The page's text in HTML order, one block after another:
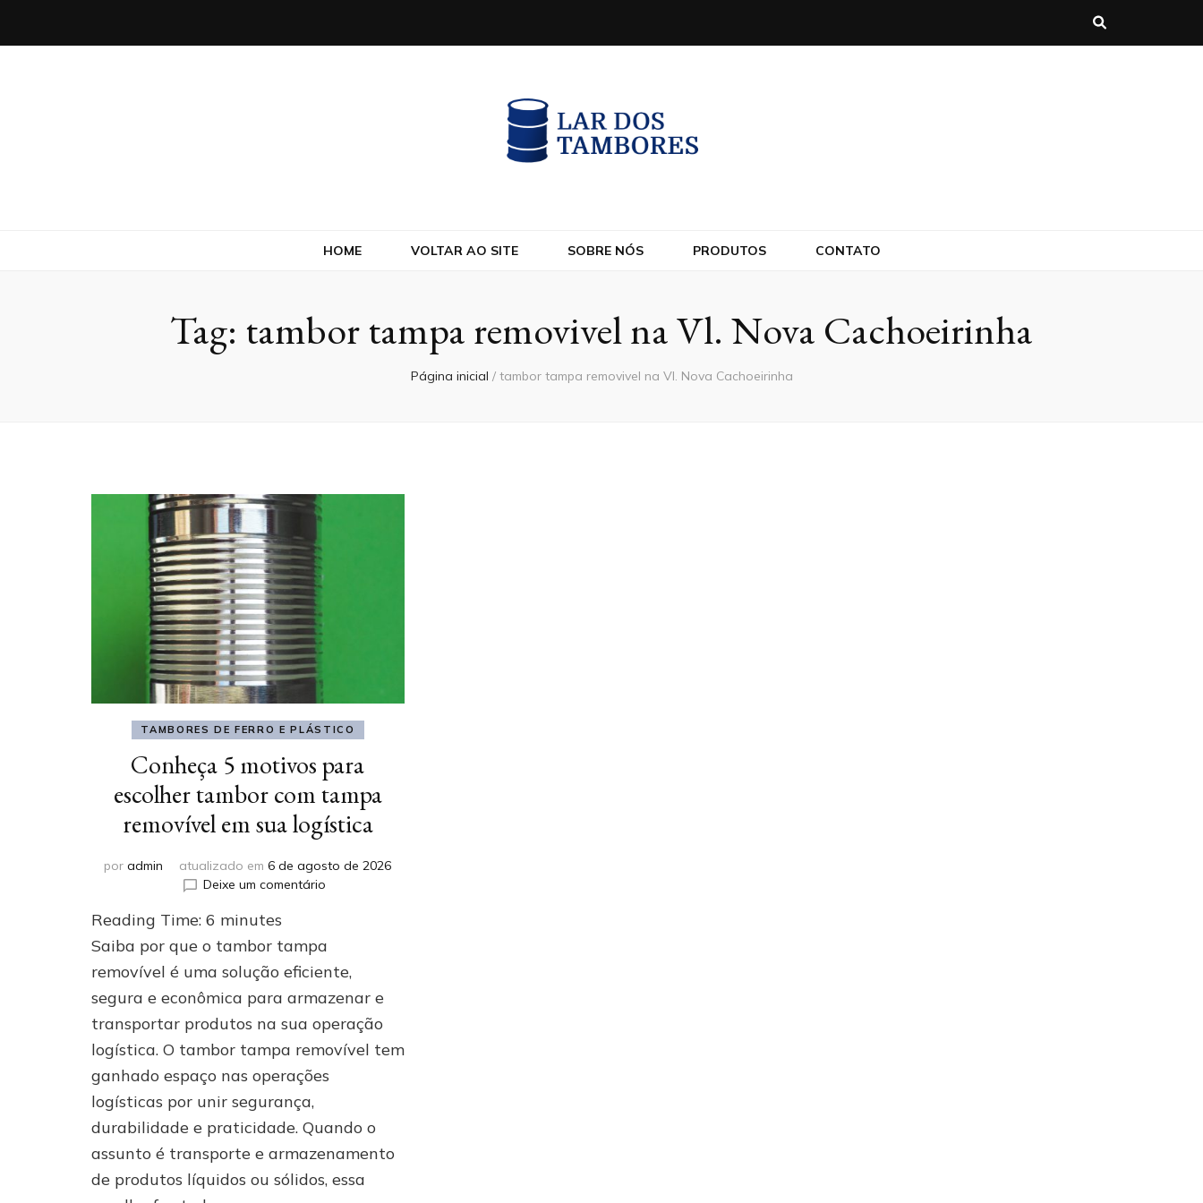
HOME VOLTAR AO SITE SOBRE NÓS PRODUTOS CONTATO
Tag: tambor tampa removivel na Vl. Nova Cachoeirinha
Página inicial / tambor tampa removivel na Vl. Nova Cachoeirinha
TAMBORES DE FERRO E PLÁSTICO
Conheça 5 motivos para
escolher tambor com tampa
removível em sua logística
poradmin atualizado em6 de agosto de 2026
Deixe um comentárioem
motivos
escolher
tambor
tampa
removível
em
Reading Time: 6 minutes
Saiba por que o tambor tampa
removível é uma solução eficiente,
segura e econômica para armazenar e
transportar produtos na sua operação
logística. O tambor tampa removível tem
ganhado espaço nas operações
logísticas por unir segurança,
durabilidade e praticidade. Quando o
assunto é transporte e armazenamento
de produtos líquidos ou sólidos, essa